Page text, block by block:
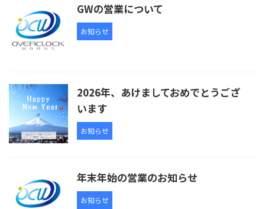
GWの営業について
お知らせ
2026年、あけましておめでとうござ
います
お知らせ
年末年始の営業のお知らせ
お知らせ